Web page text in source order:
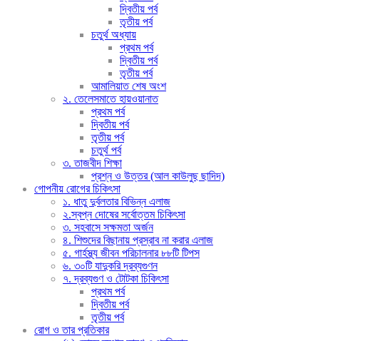
দ্বিতীয় পর্ব
তৃতীয় পর্ব
চতুর্থ অধ্যায়
প্রথম পর্ব
দ্বিতীয় পর্ব
তৃতীয় পর্ব
আমালিয়াত শেষ অংশ
২. তেলেসমাতে হায়ওয়ানাত
প্রথম পর্ব
দ্বিতীয় পর্ব
তৃতীয় পর্ব
চতুর্থ পর্ব
৩. তাজবীদ শিক্ষা
প্রশ্ন ও উত্তর (আল কাউলুছ ছাদিদ)
গোপনীয় রোগের চিকিৎসা
১. ধাতু দুর্বলতার বিভিন্ন এলাজ
২.স্বপ্ন দোষের সর্বোত্তম চিকিৎসা
৩. সহবাসে সক্ষমতা অর্জন
৪. শিশুদের বিছানায় প্রস্রাব না করার এলাজ
৫. গার্হস্থ্য জীবন পরিচালনার ৮৮টি টিপস
৬. ৩০টি যাদুকরি দ্রব্যগুণন
৭. দ্রব্যগুণ ও টোটকা চিকিৎসা
প্রথম পর্ব
দ্বিতীয় পর্ব
তৃতীয় পর্ব
রোগ ও তার প্রতিকার